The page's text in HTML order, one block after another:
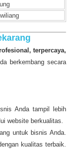
terpercaya,
berkembang secara
Anda tampil lebih
website berkualitas.
untuk bisnis Anda.
kualitas terbaik.